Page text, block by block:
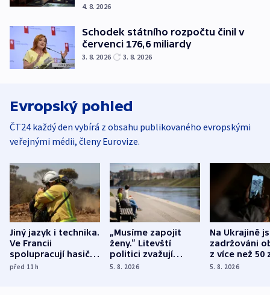
4. 8. 2026
Schodek státního rozpočtu činil v
červenci 176,6 miliardy
3. 8. 2026 3. 8. 2026
Evropský pohled
ČT24 každý den vybírá z obsahu publikovaného evropskými
veřejnými médii, členy Eurovize.
Jiný jazyk i technika.
Ve Francii
spolupracují hasiči z
různých zemí
před 11h
„Musíme zapojit
ženy.“ Litevští
politici zvažují
dohodu o
5. 8. 2026
Na Ukrajině
zadržováni
z více než 50
Bojovali na
5. 8. 2026